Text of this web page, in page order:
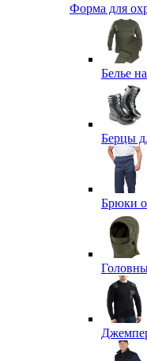
Форма для
Белье
Берцы
Брюки